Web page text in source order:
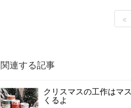
関連する記事
クリスマスの工作はマ
くるよ